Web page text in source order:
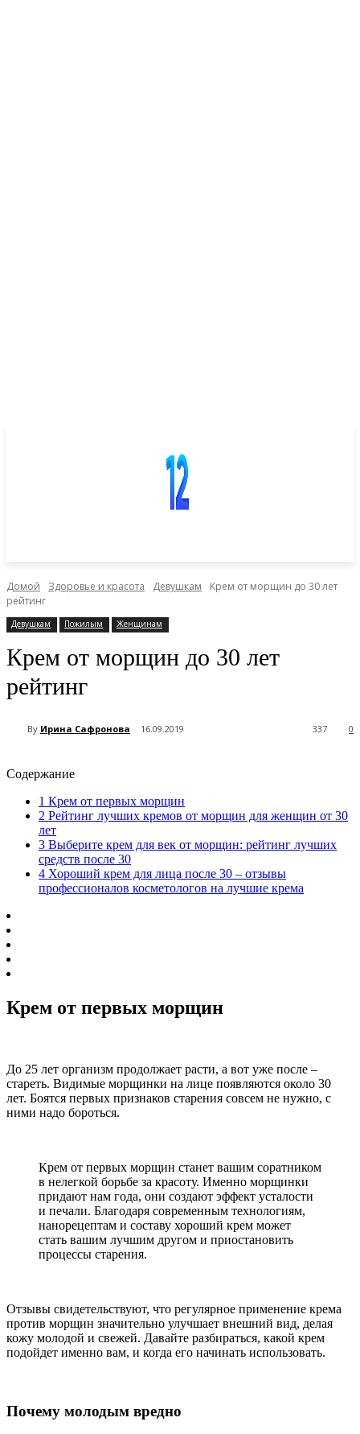
Домой Здоровье и красота Девушкам
Крем от морщин до 30 лет
рейтинг
Девушкам Пожилым Женщинам
Крем от морщин до 30 лет
рейтинг
By Ирина Сафронова 16.09.2019 0
337
Содержание
1 Крем от первых морщин
2 Рейтинг лучших кремов от морщин для женщин от 30
лет
3 Выберите крем для век от морщин: рейтинг лучших
средств после 30
4 Хороший крем для лица после 30 – отзывы
профессионалов косметологов на лучшие крема
Крем от первых морщин
До 25 лет организм продолжает расти, а вот уже после –
стареть. Видимые морщинки на лице появляются около 30
лет. Боятся первых признаков старения совсем не нужно, с
ними надо бороться.
Крем от первых морщин станет вашим соратником
в нелегкой борьбе за красоту. Именно морщинки
придают нам года, они создают эффект усталости
и печали. Благодаря современным технологиям,
нанорецептам и составу хороший крем может
стать вашим лучшим другом и приостановить
процессы старения.
Отзывы свидетельствуют, что регулярное применение крема
против морщин значительно улучшает внешний вид, делая
кожу молодой и свежей. Давайте разбираться, какой крем
подойдет именно вам, и когда его начинать использовать.
Почему молодым вредно